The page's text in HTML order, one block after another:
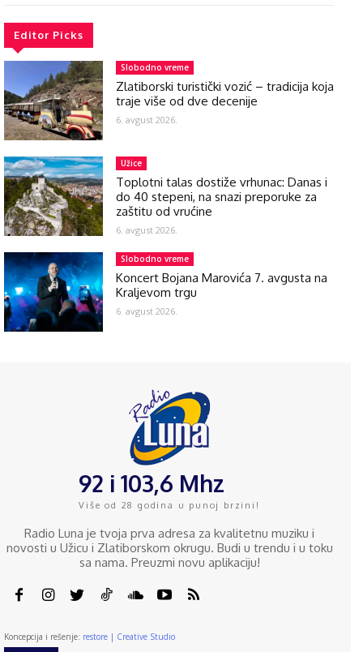
Editor Picks
Slobodno vreme
Zlatiborski turistički vozić – tradicija koja
traje više od dve decenije
6. avgust 2026.
Užice
Toplotni talas dostiže vrhunac: Danas i
do 40 stepeni, na snazi preporuke za
zaštitu od vrućine
6. avgust 2026.
Slobodno vreme
Koncert Bojana Marovića 7. avgusta na
Kraljevom trgu
6. avgust 2026.
92 i 103,6 Mhz
Više od 28 godina u punoj brzini!
Radio Luna je tvoja prva adresa za kvalitetnu muziku i
novosti u Užicu i Zlatiborskom okrugu. Budi u trendu i u toku
sa nama. Preuzmi novu aplikaciju!
Koncepcija i rešenje: restore | Creative Studio